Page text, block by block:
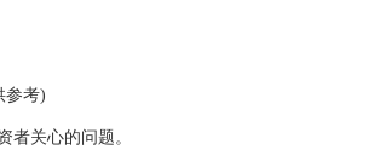
参考)
者关心的问题。